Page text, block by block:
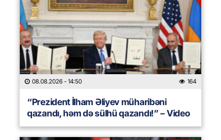
08.08.2026 - 14:50 164
“Prezident İlham Əliyev müharibəni
qazandı, həm də sülhü qazandı!” – Video